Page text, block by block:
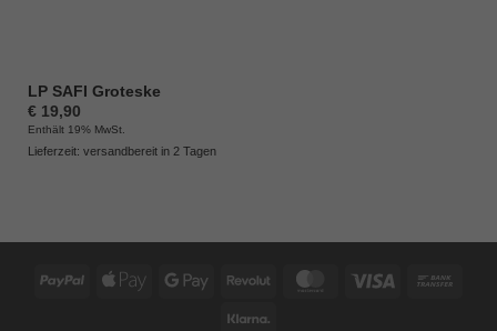
LP SAFI Groteske
€19,90
Enthält 19% MwSt.
Lieferzeit: versandbereit in 2 Tagen
PayPal
Apple
Google
Revolut MasterCardVisa